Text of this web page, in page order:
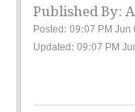
Published By:
Posted: 09:07 PM Jun
Updated: 09:07 PM